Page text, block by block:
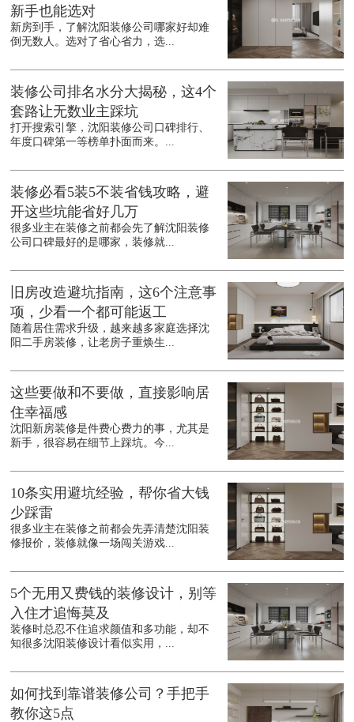
新手也能选对
新房到手，了解沈阳装修公司哪家好却难
倒无数人。选对了省心省力，选...
装修公司排名水分大揭秘，这4个
套路让无数业主踩坑
打开搜索引擎，沈阳装修公司口碑排行、
年度口碑第一等榜单扑面而来。...
装修必看5装5不装省钱攻略，避
开这些坑能省好几万
很多业主在装修之前都会先了解沈阳装修
公司口碑最好的是哪家，装修就...
旧房改造避坑指南，这6个注意事
项，少看一个都可能返工
随着居住需求升级，越来越多家庭选择沈
阳二手房装修，让老房子重焕生...
这些要做和不要做，直接影响居
住幸福感
沈阳新房装修是件费心费力的事，尤其是
新手，很容易在细节上踩坑。今...
10条实用避坑经验，帮你省大钱
少踩雷
很多业主在装修之前都会先弄清楚沈阳装
修报价，装修就像一场闯关游戏...
5个无用又费钱的装修设计，别等
入住才追悔莫及
装修时总忍不住追求颜值和多功能，却不
知很多沈阳装修设计看似实用，...
如何找到靠谱装修公司？手把手
教你这5点